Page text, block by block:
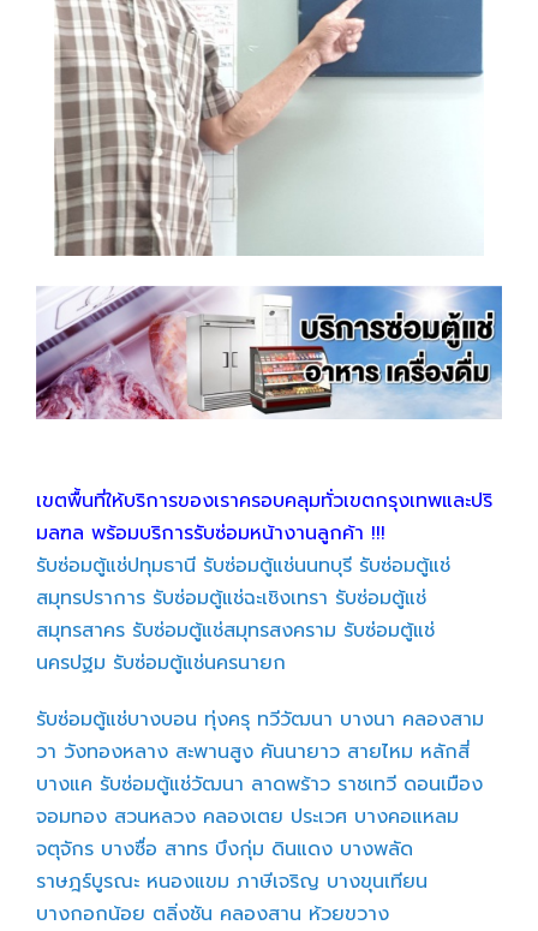
เขตพื้นที่ให้บริการของเราครอบคลุมทั่วเขตกรุงเทพและปริ
มลฑล พร้อมบริการรับซ่อมหน้างานลูกค้า !!!
รับซ่อมตู้แช่ปทุมธานี รับซ่อมตู้แช่นนทบุรี รับซ่อมตู้แช่
สมุทรปราการ รับซ่อมตู้แช่ฉะเชิงเทรา รับซ่อมตู้แช่
สมุทรสาคร รับซ่อมตู้แช่สมุทรสงคราม รับซ่อมตู้แช่
นครปฐม รับซ่อมตู้แช่นครนายก
รับซ่อมตู้แช่บางบอน ทุ่งครุ ทวีวัฒนา บางนา คลองสาม
วา วังทองหลาง สะพานสูง คันนายาว สายไหม หลักสี่
บางแค รับซ่อมตู้แช่วัฒนา ลาดพร้าว ราชเทวี ดอนเมือง
จอมทอง สวนหลวง คลองเตย ประเวศ บางคอแหลม
จตุจักร บางซื่อ สาทร บึงกุ่ม ดินแดง บางพลัด
ราษฎร์บูรณะ หนองแขม ภาษีเจริญ บางขุนเทียน
บางกอกน้อย ตลิ่งชัน คลองสาน ห้วยขวาง